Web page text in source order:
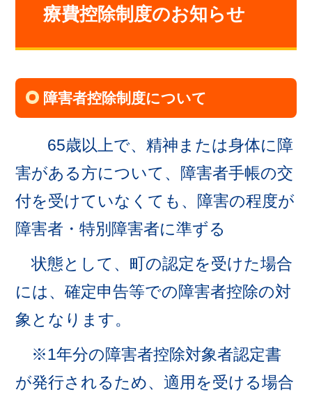
療費控除制度のお知らせ
障害者控除制度について
65歳以上で、精神または身体に障
害がある方について、障害者手帳の交
付を受けていなくても、障害の程度が
障害者・特別障害者に準ずる
状態として、町の認定を受けた場合
には、確定申告等での障害者控除の対
象となります。
※1年分の障害者控除対象者認定書
が発行されるため、適用を受ける場合